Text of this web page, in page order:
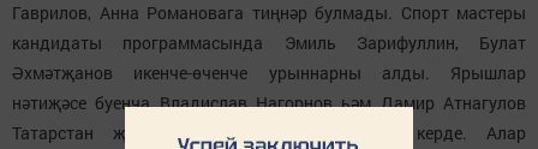
Гаврилов, Анна Романовага тиңнәр булмады. Спорт мастеры
кандидаты программасында Эмиль Зарифуллин, Булат
Әхмәтҗанов икенче-өченче урыннарны алды. Ярышлар
нәтиҗәсе буенча Владислав Нагорнов һәм Дамир Атнагулов
Татарстан җыелма командасы составына керде. Алар